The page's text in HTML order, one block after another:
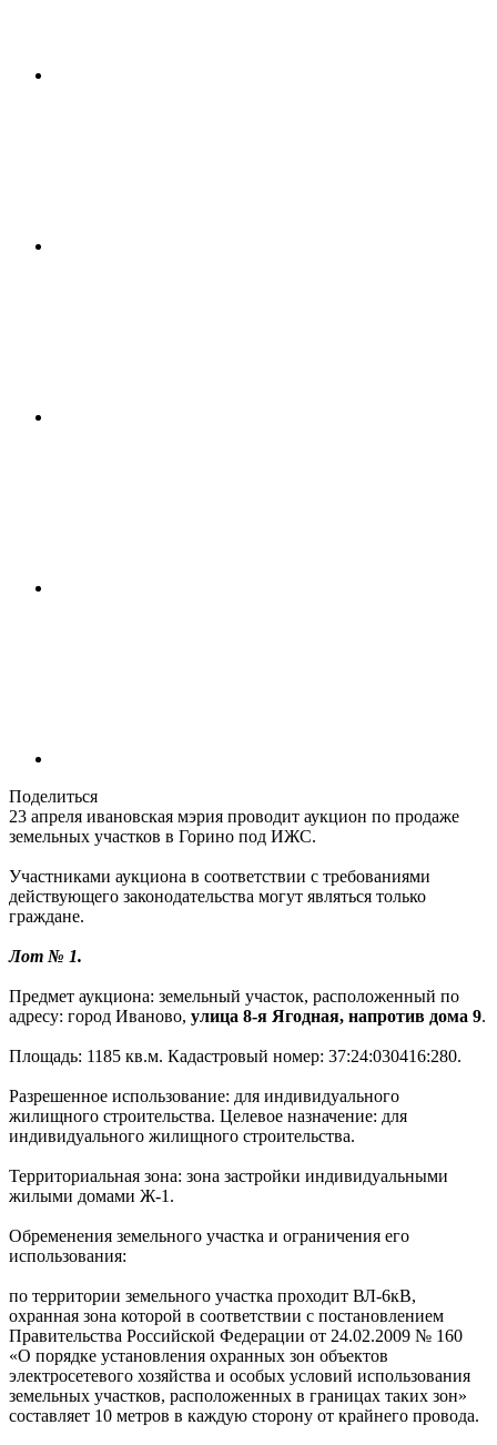
Поделиться
23 апреля ивановская мэрия проводит аукцион по продаже
земельных участков в Горино под ИЖС.
Участниками аукциона в соответствии с требованиями
действующего законодательства могут являться только
граждане.
Лот № 1.
Предмет аукциона: земельный участок, расположенный по
адресу: город Иваново, улица 8-я Ягодная, напротив дома 9.
Площадь: 1185 кв.м. Кадастровый номер: 37:24:030416:280.
Разрешенное использование: для индивидуального
жилищного строительства. Целевое назначение: для
индивидуального жилищного строительства.
Территориальная зона: зона застройки индивидуальными
жилыми домами Ж-1.
Обременения земельного участка и ограничения его
использования:
по территории земельного участка проходит ВЛ-6кВ,
охранная зона которой в соответствии с постановлением
Правительства Российской Федерации от 24.02.2009 № 160
«О порядке установления охранных зон объектов
электросетевого хозяйства и особых условий использования
земельных участков, расположенных в границах таких зон»
составляет 10 метров в каждую сторону от крайнего провода.